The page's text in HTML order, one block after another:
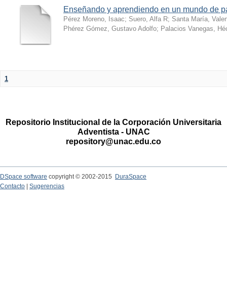
Enseñando y aprendiendo en un mundo de
Pérez Moreno, Isaac; Suero, Alfa R; Santa María,
Phérez Gómez, Gustavo Adolfo; Palacios Vanegas,
1
Repositorio Institucional de la Corporación Universitaria
Adventista - UNAC
repository@unac.edu.co
DSpace software copyright © 2002-2015
DuraSpace
Contacto
Sugerencias